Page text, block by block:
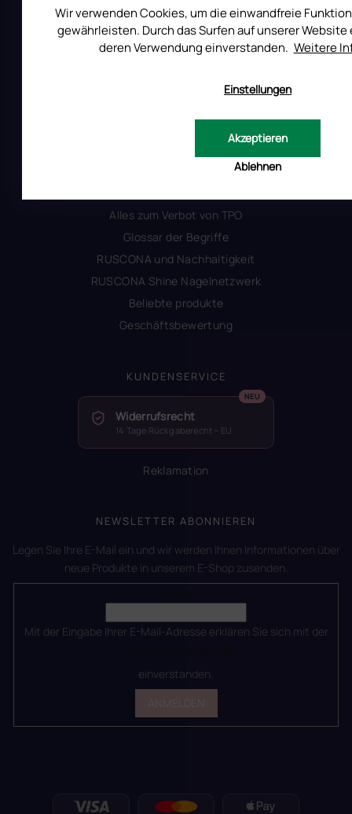
Wir verwenden Cookies, um die einwandfreie
gewährleisten. Durch das Surfen auf unserer Website
deren Verwendung einverstanden. Weitere
Einstellungen
Ablehnen
Akzeptieren
Versandkosten
Allgemeine Geschäftsbedingungen
INFORMATIONEN FÜR SIE
Alles zum Verbot von TPO
Glossar der Begriffe
RUSCONA und Nachhaltigkeit
RUSCONA Shine Nagelnetzwerk
Beliebte produkte
Geschäftsbewertung
KUNDENSERVICE
Widerrufsrecht
14 Tage Rückgaberecht – EU
Reklamation
NEWSLETTER ABONNIEREN
Legen Sie Ihre E-Mail ein und wir werden Ihnen Informationen über
neue Produkte in unserem E-Shop zusenden.
Mit der Eingabe Ihrer E-Mail-Adresse erklären Sie sich mit der
einverstanden.